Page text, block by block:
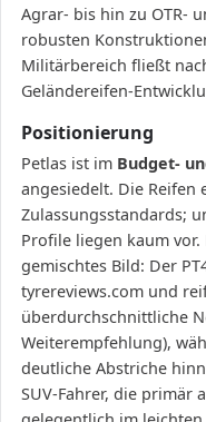
Agrar- bis hin zu OTR-
robusten
Militärbereich fließt
Geländereifen-
Positionierung
Petlas ist im Budget-
angesiedelt. Die Reifen
Zulassungsstandards;
Profile liegen kaum
gemischtes Bild: Der
tyrereviews.com und
überdurchschnittliche
Weiterempfehlung),
deutliche Abstriche
SUV-Fahrer, die primär